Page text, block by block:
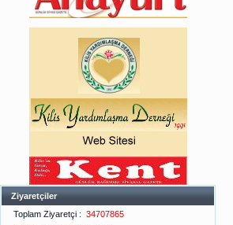
Ziyaretçiler
Toplam Ziyaretçi : 34707865